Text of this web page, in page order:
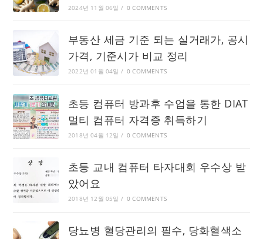
2024년 11월 06일 / 0 COMMENTS
부동산 세금 기준 되는 실거래가, 공시
가격, 기준시가 비교 정리
2022년 01월 04일 / 0 COMMENTS
초등 컴퓨터 방과후 수업을 통한 DIAT
멀티 컴퓨터 자격증 취득하기
2018년 04월 12일 / 0 COMMENTS
초등 교내 컴퓨터 타자대회 우수상 받
았어요
2018년 12월 05일 / 0 COMMENTS
당뇨병 혈당관리의 필수, 당화혈색소